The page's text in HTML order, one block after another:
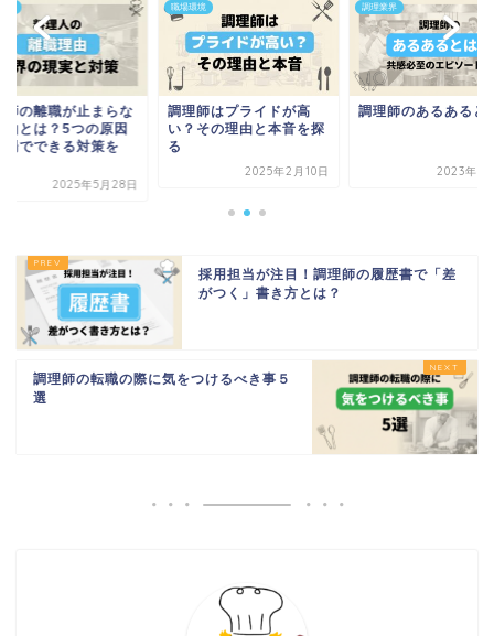
師の離職が止まらな
由とは？5つの原因
場でできる対策を
2025年5月28日
職場環境
調理師はプライドが高
い？その理由と本音を探
る
2025年2月10日
調理業界
調理師のあるあると
2023年9
採用担当が注目！調理師の履歴書で「差
がつく」書き方とは？
調理師の転職の際に気をつけるべき事５
選